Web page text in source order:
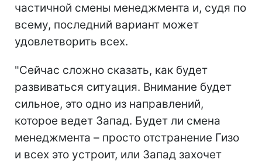
частичной смены менеджмента и, судя по
всему, последний вариант может
удовлетворить всех.
"Сейчас сложно сказать, как будет
развиваться ситуация. Внимание будет
сильное, это одно из направлений,
которое ведет Запад. Будет ли смена
менеджмента – просто отстранение Гизо
и всех это устроит, или Запад захочет